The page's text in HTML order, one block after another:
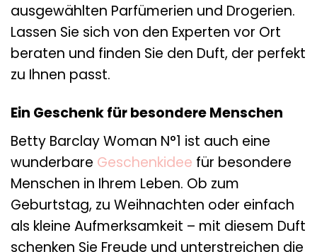
ausgewählten Parfümerien und Drogerien.
Lassen Sie sich von den Experten vor Ort
beraten und finden Sie den Duft, der perfekt
zu Ihnen passt.
Ein Geschenk für besondere Menschen
Betty Barclay Woman N°1 ist auch eine
wunderbare Geschenkidee für besondere
Menschen in Ihrem Leben. Ob zum
Geburtstag, zu Weihnachten oder einfach
als kleine Aufmerksamkeit – mit diesem Duft
schenken Sie Freude und unterstreichen die